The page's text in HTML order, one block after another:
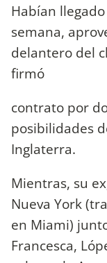
Habían
semana,
delantero del
firmó
contrato por
posibilidades
Inglaterra.
Mientras, su
Nueva York
en Miami)
Francesca,